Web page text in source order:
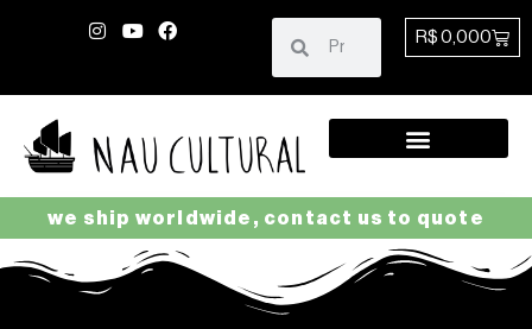
R$ 0,000
we ship worldwide, contact us to quote